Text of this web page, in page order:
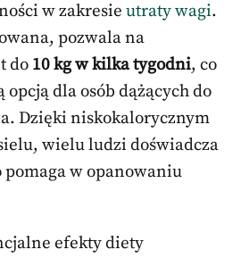
w zakresie utraty wagi.
pozwala na
do 10 kg w kilka tygodni, co
dla osób dążących do
Dzięki niskokalorycznym
wielu ludzi doświadcza
pomaga w opanowaniu
efekty diety